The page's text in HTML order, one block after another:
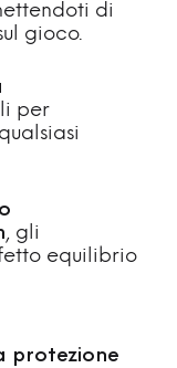
di
gioco.
per
, gli
equilibrio
protezione